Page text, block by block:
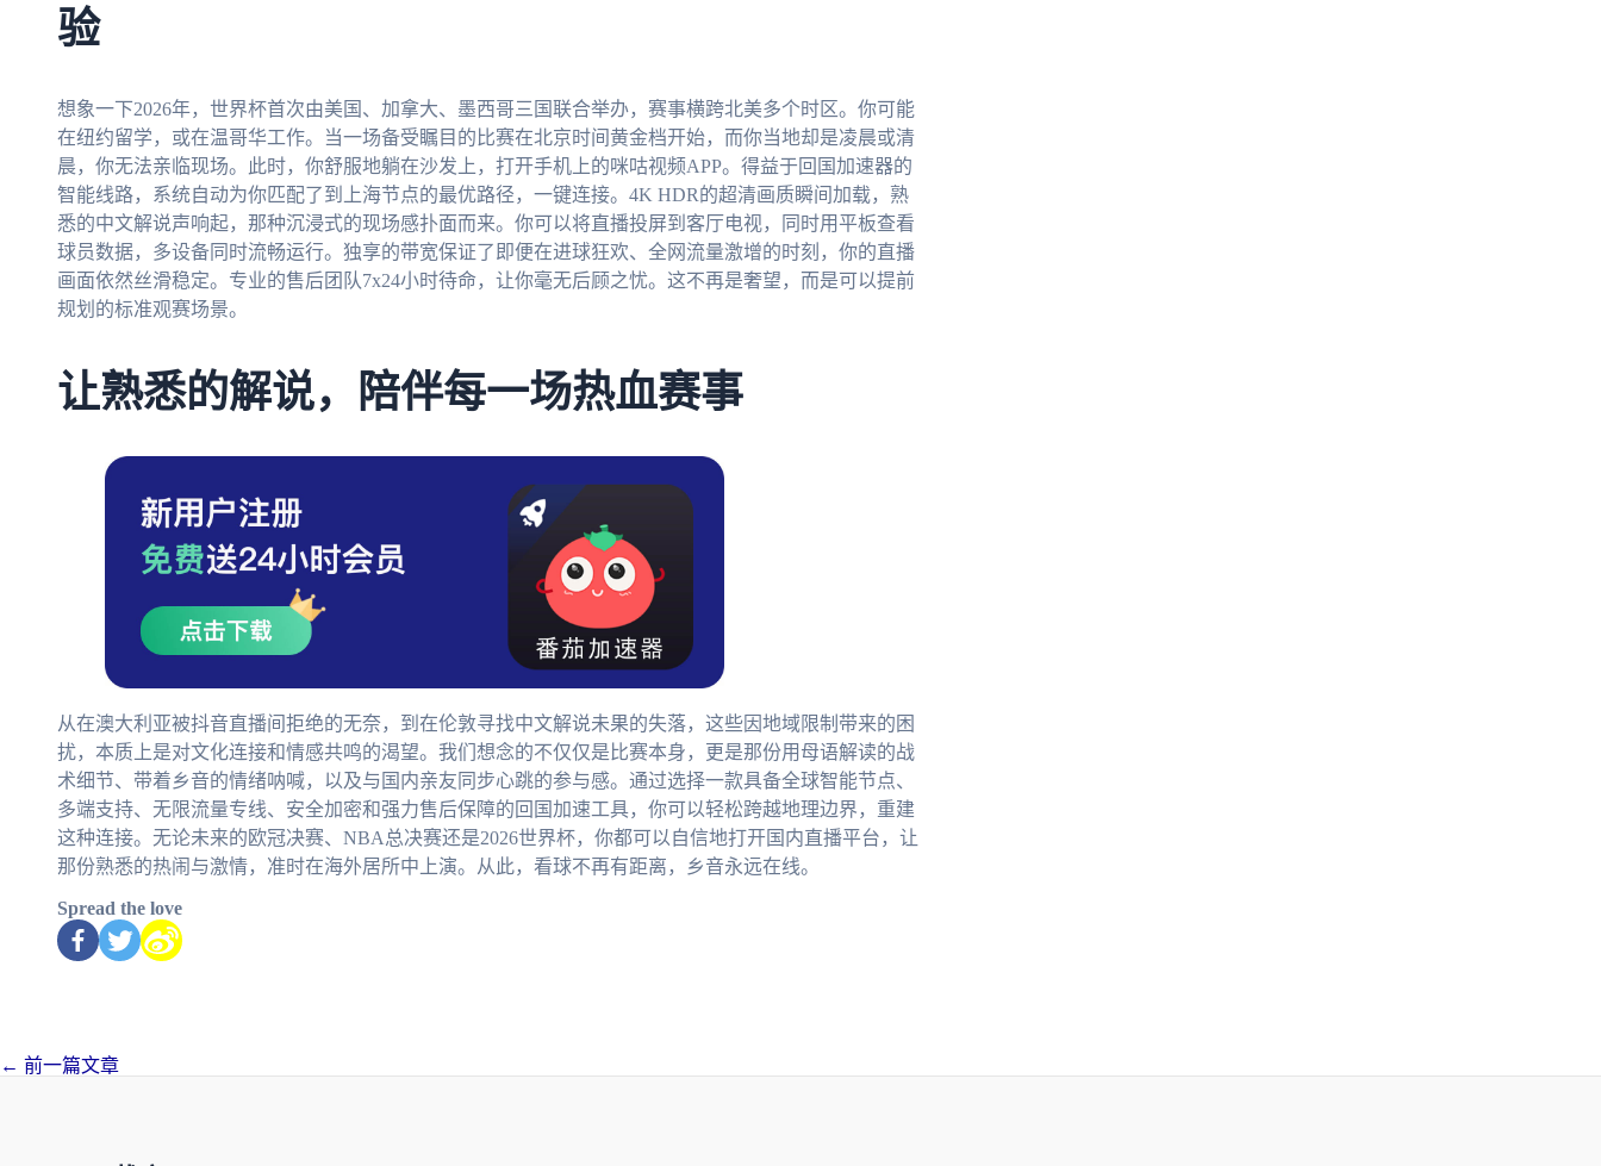
验
想象一下2026年，世界杯首次由美国、加拿大、墨西哥三国联合举办，赛事横跨北美多个时区。你可能
在纽约留学，或在温哥华工作。当一场备受瞩目的比赛在北京时间黄金档开始，而你当地却是凌晨或清
晨，你无法亲临现场。此时，你舒服地躺在沙发上，打开手机上的咪咕视频APP。得益于回国加速器的
智能线路，系统自动为你匹配了到上海节点的最优路径，一键连接。4K HDR的超清画质瞬间加载，熟
悉的中文解说声响起，那种沉浸式的现场感扑面而来。你可以将直播投屏到客厅电视，同时用平板查看
球员数据，多设备同时流畅运行。独享的带宽保证了即便在进球狂欢、全网流量激增的时刻，你的直播
画面依然丝滑稳定。专业的售后团队7x24小时待命，让你毫无后顾之忧。这不再是奢望，而是可以提前
规划的标准观赛场景。
让熟悉的解说，陪伴每一场热血赛事
从在澳大利亚被抖音直播间拒绝的无奈，到在伦敦寻找中文解说未果的失落，这些因地域限制带来的困
扰，本质上是对文化连接和情感共鸣的渴望。我们想念的不仅仅是比赛本身，更是那份用母语解读的战
术细节、带着乡音的情绪呐喊，以及与国内亲友同步心跳的参与感。通过选择一款具备全球智能节点、
多端支持、无限流量专线、安全加密和强力售后保障的回国加速工具，你可以轻松跨越地理边界，重建
这种连接。无论未来的欧冠决赛、NBA总决赛还是2026世界杯，你都可以自信地打开国内直播平台，让
那份熟悉的热闹与激情，准时在海外居所中上演。从此，看球不再有距离，乡音永远在线。
Spread the love
← 前一篇文章